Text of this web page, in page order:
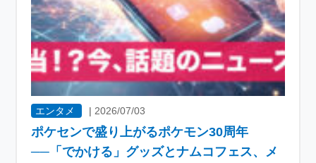
エンタメ | 2026/07/03
ポケセンで盛り上がるポケモン30周年
──「でかける」グッズとナムコフェス、メ